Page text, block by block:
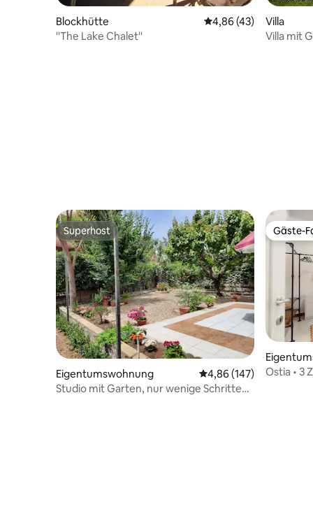
Blockhütte Durchschnittliche
4,86 (43)
''The Lake Chalet''
Villa
Villa mit
Superhost
Superhost
Eigentumswohnung Durchschnittliche
4,86 (147)
Studio mit Garten, nur wenige Schritte
Gäste-
Gäste-
Ostia • 3